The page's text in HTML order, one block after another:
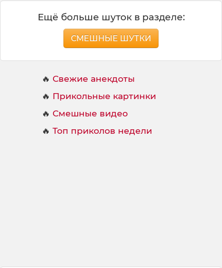
Ещё больше шуток в разделе:
СМЕШНЫЕ ШУТКИ
🔥 Свежие анекдоты
🔥 Прикольные картинки
🔥 Смешные видео
🔥 Топ приколов недели